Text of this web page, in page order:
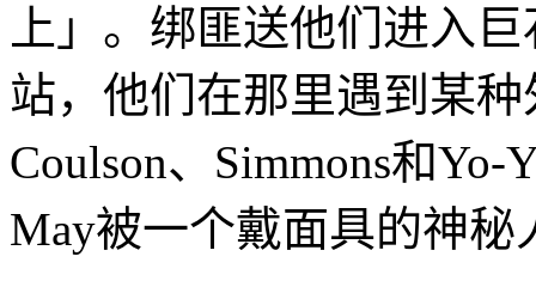
上」。绑匪送他们进入
站，他们在那里遇到某
Coulson、Simmons和
May被一个戴面具的神秘